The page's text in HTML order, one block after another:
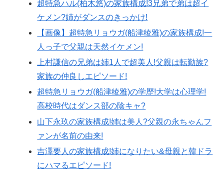
超特急ハル(柏木悠)の家族構成!3兄弟で弟は超イ
ケメン?姉がダンスのきっかけ!
【画像】超特急リョウガ(船津稜雅)の家族構成!一
人っ子で父親は天然イケメン!
上村謙信の兄弟は姉1人で超美人!父親は転勤族?
家族の仲良しエピソード!
超特急リョウガ(船津稜雅)の学歴!大学は心理学!
高校時代はダンス部の陰キャ?
山下永玖の家族構成!姉は美人?父親の永ちゃんフ
ァンが名前の由来!
吉澤要人の家族構成!姉になりたい&母親と韓ドラ
にハマるエピソード!